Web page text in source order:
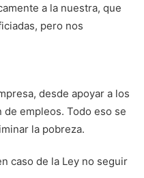
a la nuestra, que
pero nos
desde apoyar a los
empleos. Todo eso se
la pobreza.
caso de la Ley no seguir